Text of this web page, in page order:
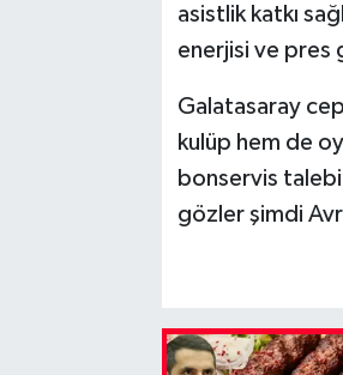
asistlik katkı
enerjisi ve pres
Galatasaray
kulüp hem de
bonservis talebi,
gözler şimdi